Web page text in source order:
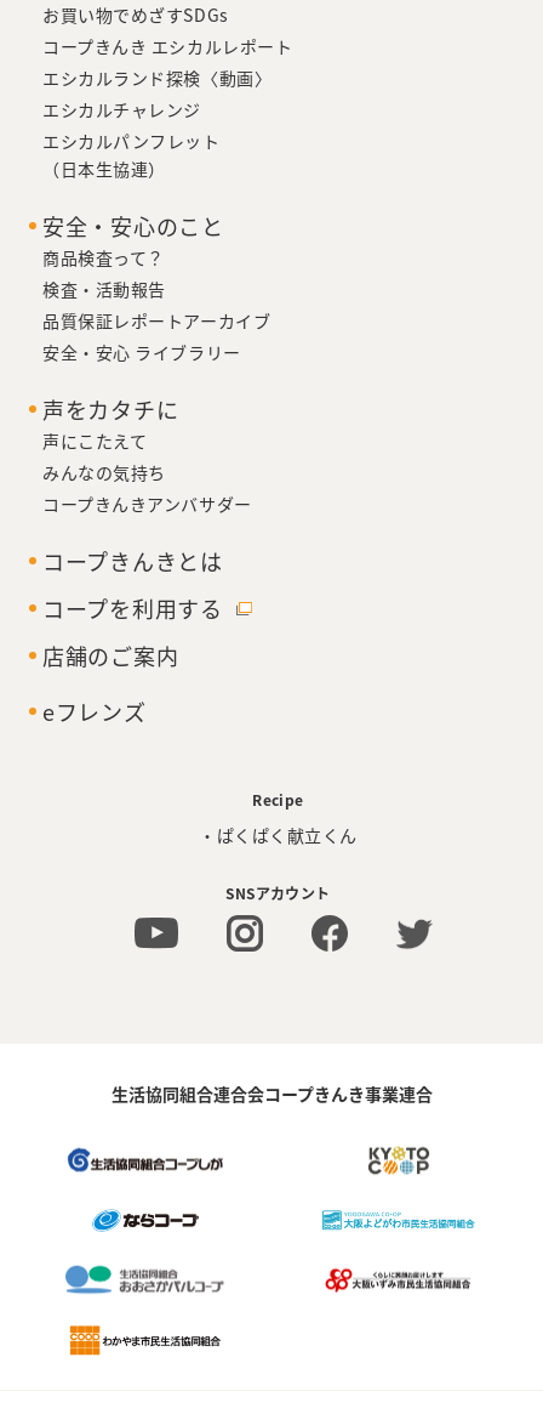
お買い物でめざすSDGs
コープきんき エシカルレポート
エシカルランド探検〈動画〉
エシカルチャレンジ
エシカルパンフレット
（日本生協連）
安全・安心のこと
商品検査って？
検査・活動報告
品質保証レポートアーカイブ
安全・安心 ライブラリー
声をカタチに
声にこたえて
みんなの気持ち
コープきんきアンバサダー
コープきんきとは
コープを利用する
店舗のご案内
eフレンズ
Recipe
・ぱくぱく献立くん
SNSアカウント
生活協同組合連合会コープきんき事業連合